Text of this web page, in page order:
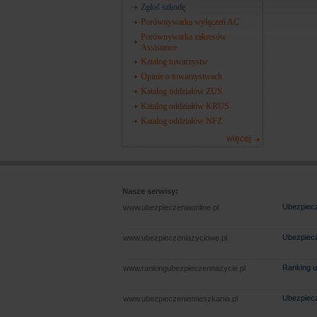
Zgłoś szkodę
Porównywarka wyłączeń AC
Porównywarka zakresów
Assistance
Katalog towarzystw
Opinie o towarzystwach
Katalog oddziałów ZUS
Katalog oddziałów KRUS
Katalog oddziałów NFZ
więcej
Nasze serwisy:
www.ubezpieczeniaonline.pl
www.ubezpieczeniazyciowe.pl
www.rankingubezpieczennazycie.pl Ranking
www.ubezpieczeniemieszkania.pl